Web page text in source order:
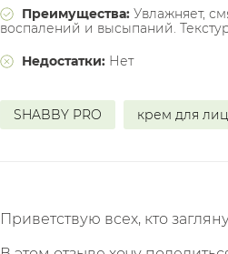
Преимущества: Увлажняет,
воспалений и высыпаний.
Недостатки: Нет
SHABBY PRO крем для
Приветствую всех, кто